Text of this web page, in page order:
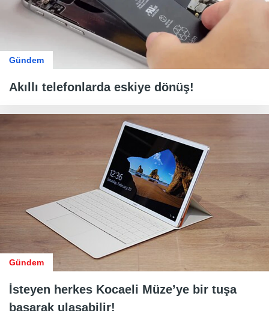
Gündem
Akıllı telefonlarda eskiye dönüş!
Gündem
İsteyen herkes Kocaeli Müze’ye bir tuşa
basarak ulaşabilir!